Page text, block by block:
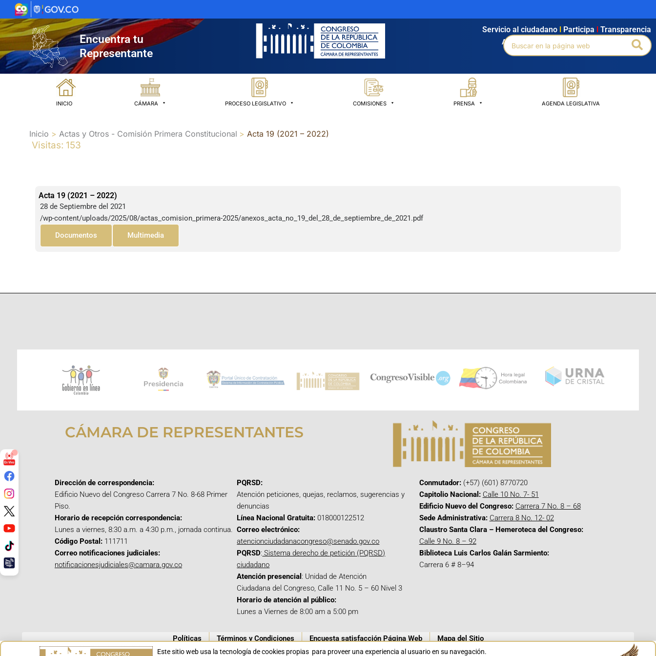
al
contenido
Encuentra tu
Representante
Agendamiento Intranet Búsqueda avanzada
Servicio al ciudadano Participa Transparencia
Buscar
por:
INICIO CÁMARA PROCESO LEGISLATIVO COMISIONES PRENSA AGENDA LEGISLATIVA
Inicio Actas y Otros - Comisión Primera Constitucional Acta 19 (2021 – 2022)
Visitas: 153
Acta 19 (2021 – 2022)
28 de Septiembre del 2021
/wp-content/uploads/2025/08/actas_comision_primera-2025/anexos_acta_no_19_del_28_de_septiembre_de_2021.pdf
Documentos
Multimedia
CÁMARA DE REPRESENTANTES
Dirección de correspondencia:
Edificio Nuevo del Congreso Carrera 7 No. 8-68 Primer
Piso.
Horario de recepción correspondencia:
Lunes a viernes, 8:30 a.m. a 4:30 p.m., jornada continua.
Código Postal: 111711
Correo notificaciones judiciales:
notificacionesjudiciales@camara.gov.co
PQRSD:
Atención peticiones, quejas, reclamos, sugerencias y
denuncias
Línea Nacional Gratuita: 018000122512
Correo electrónico:
atencionciudadanacongreso@senado.gov.co
PQRSD: Sistema derecho de petición (PQRSD)
ciudadano
Atención presencial : Unidad de Atención
Ciudadana del Congreso, Calle 11 No. 5 – 60 Nivel 3
Horario de atención al público:
Lunes a Viernes de 8:00 am a 5:00 pm
Conmutador:(+57) (601) 8770720
Capitolio Nacional: Calle 10 No. 7- 51
Edificio Nuevo del Congreso: Carrera 7 No. 8 – 68
Sede Administrativa: Carrera 8 No. 12- 02
Claustro Santa Clara – Hemeroteca del Congreso:
Calle 9 No. 8 – 92
Biblioteca Luis Carlos Galán Sarmiento:
Carrera 6 # 8–94
Políticas Términos y Condiciones Encuesta satisfacción Página Web Mapa del Sitio
Este sitio web usa la tecnología de cookies propias para proveer una experiencia al usuario en su navegación.